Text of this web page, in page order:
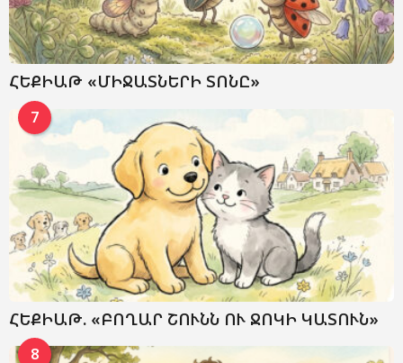
ՀԵՔԻԱԹ «ՄԻՋԱՏՆԵՐԻ ՏՈՆԸ»
7
ՀԵՔԻԱԹ. «ԲՈՂԱՐ ՇՈՒՆՆ ՈՒ ՋՈԿԻ ԿԱՏՈՒՆ»
8